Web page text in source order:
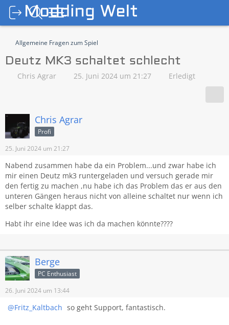
Allgemeine Fragen zum Spiel
Deutz MK3 schaltet schlecht
Chris Agrar 25. Juni 2024 um 21:27 Erledigt
Chris Agrar
Profi
25. Juni 2024 um 21:27
Nabend zusammen habe da ein Problem...und zwar habe ich
mir einen Deutz mk3 runtergeladen und versuch gerade mir
den fertig zu machen ,nu habe ich das Problem das er aus den
unteren Gängen heraus nicht von alleine schaltet nur wenn ich
selber schalte klappt das.
Habt ihr eine Idee was ich da machen könnte????
Berge
PC Enthusiast
26. Juni 2024 um 13:44
Fritz_Kaltbach so geht Support, fantastisch.